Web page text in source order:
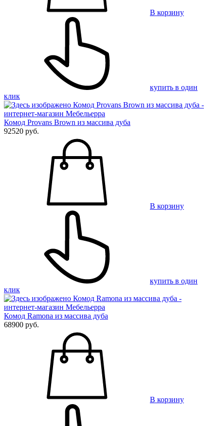
В корзину
купить в один
клик
Комод Provans Brown из массива дуба
92520 руб.
В корзину
купить в один
клик
Комод Ramona из массива дуба
68900 руб.
В корзину